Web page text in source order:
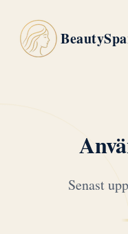
Senast